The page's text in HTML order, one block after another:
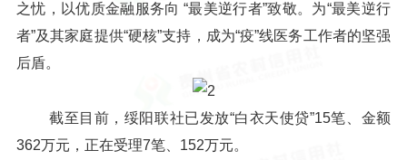
之忧，以优质金融服务向 “最美逆行者”致敬。为“最美逆行
者”及其家庭提供“硬核”支持，成为“疫”线医务工作者的坚强
后盾。
截至目前，绥阳联社已发放“白衣天使贷”15笔、金额
362万元，正在受理7笔、152万元。